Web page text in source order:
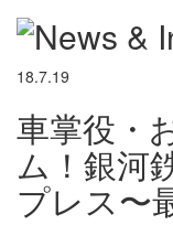
18.7.19
車掌役・
ム！銀河
プレス〜